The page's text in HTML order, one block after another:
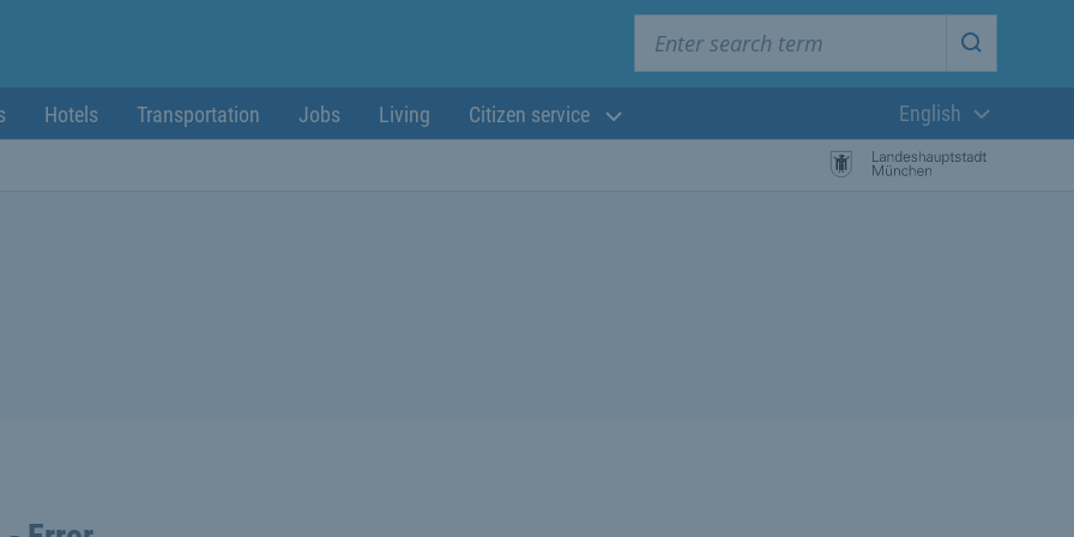
Start
Hotels Transportation Jobs Living Citizen service
Current
English